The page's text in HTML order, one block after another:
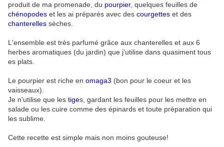
produit de ma promenade, du pourpier, quelques feuilles de
chénopodes et les ai préparés avec des courgettes et des
chanterelles sèches.
L'ensemble est très parfumé grâce aux chanterelles et aux 6
herbes aromatiques (du jardin) que j'utilise dans quasiment tous
es plats.
Le pourpier est riche en omaga3 (bon pour le coeur et les
vaisseaux).
Je n'utilise que les tiges, gardant les feuilles pour les mettre en
salade ou les cuire comme des épinards et toute préparation qui
les sublime.
Cette recette est simple mais non moins gouteuse!